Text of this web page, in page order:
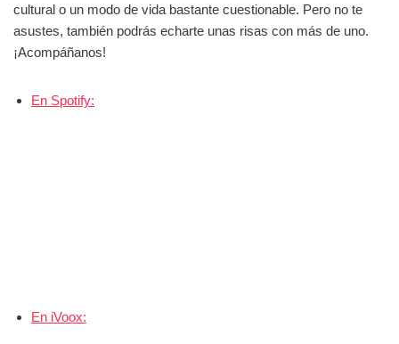
cultural o un modo de vida bastante cuestionable. Pero no te
asustes, también podrás echarte unas risas con más de uno.
¡Acompáñanos!
En Spotify:
En iVoox: